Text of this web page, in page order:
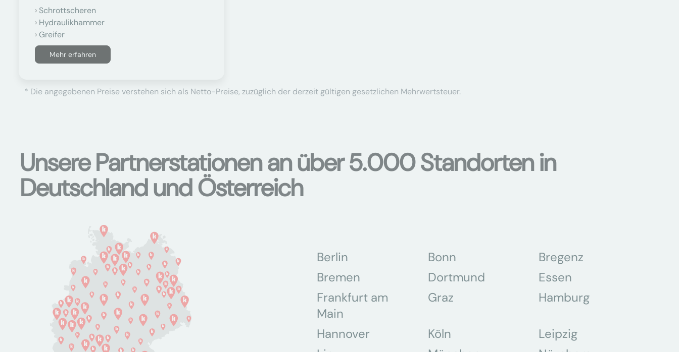
Schrottscheren
Hydraulikhammer
Greifer
Mehr erfahren
* Die angegebenen Preise verstehen sich als Netto-Preise, zuzüglich der derzeit gültigen gesetzlichen Mehrwertsteuer.
Unsere Partnerstationen an über 5.000 Standorten in
Deutschland und Österreich
Berlin Bonn
Bregenz
Bremen
Dortmund
Essen
Frankfurt am
Main
Graz Hamburg
Hannover Köln
Leipzig